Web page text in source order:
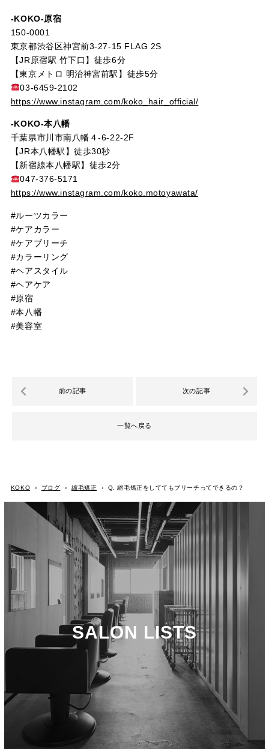
-KOKO-原宿
150-0001
東京都渋谷区神宮前3-27-15 FLAG 2S
【JR原宿駅 竹下口】徒歩6分
【東京メトロ 明治神宮前駅】徒歩5分
03-6459-2102
https://www.instagram.com/koko_hair_official/
-KOKO-本八幡
千葉県市川市南八幡４-6-22-2F
【JR本八幡駅】徒歩30秒
【新宿線本八幡駅】徒歩2分
047-376-5171
https://www.instagram.com/koko.motoyawata/
#ルーツカラー
#ケアカラー
#ケアブリーチ
#カラーリング
#ヘアスタイル
#ヘアケア
#原宿
#本八幡
#美容室
前の記事 次の記事
一覧へ戻る
KOKO › ブログ › 縮毛矯正 › Q. 縮毛矯正をしててもブリーチってできるの？
SALON LISTS